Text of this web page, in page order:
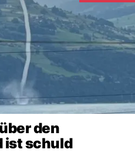
den
ist schuld